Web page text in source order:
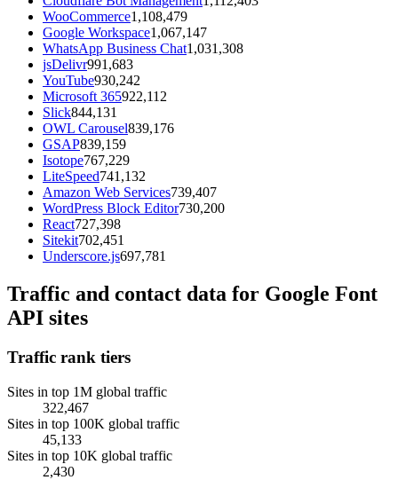
WooCommerce1,108,479
Google Workspace1,067,147
WhatsApp Business Chat1,031,308
jsDelivr991,683
YouTube930,242
Microsoft 365922,112
Slick844,131
OWL Carousel839,176
GSAP839,159
Isotope767,229
LiteSpeed741,132
Amazon Web Services739,407
WordPress Block Editor730,200
React727,398
Sitekit702,451
Underscore.js697,781
Traffic and contact data for Google Font
API sites
Traffic rank tiers
Sites in top 1M global traffic
322,467
Sites in top 100K global traffic
45,133
Sites in top 10K global traffic
2,430